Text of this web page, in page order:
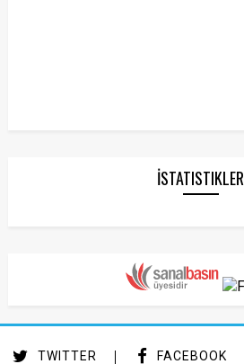
İSTATISTIKLER
TWITTER FACEBOOK